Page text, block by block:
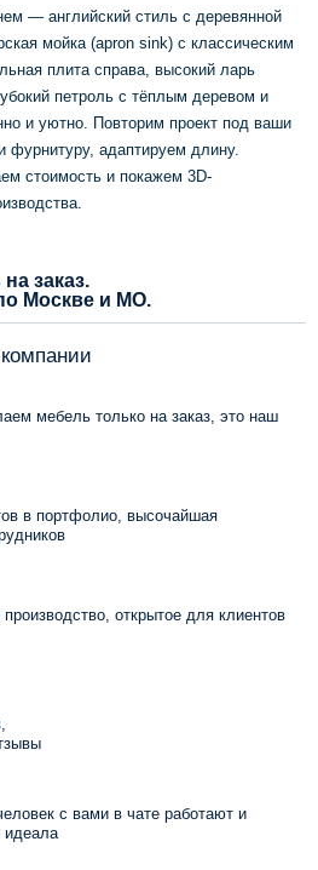
— английский стиль с деревянной
мойка (apron sink) с классическим
плита справа, высокий ларь
петроль с тёплым деревом и
и уютно. Повторим проект под ваши
фурнитуру, адаптируем длину.
стоимость и покажем 3D-
заказ.
Москве и МО.
мебель только на заказ, это наш
в портфолио, высочайшая
открытое для клиентов
с вами в чате работают и
идеала